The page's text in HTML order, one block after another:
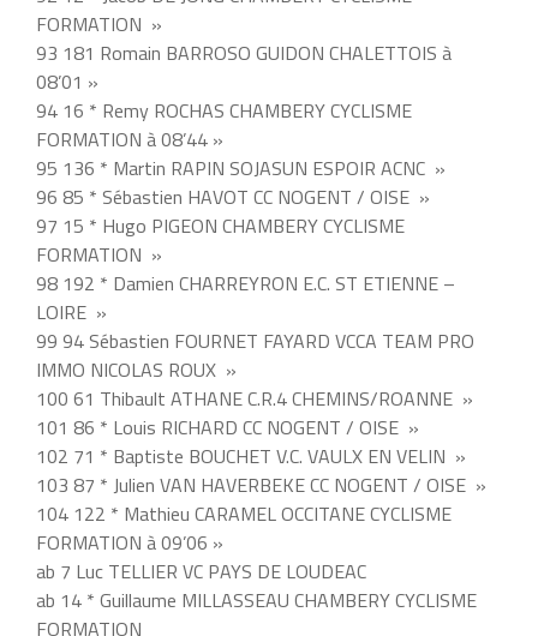
FORMATION »
93 181 Romain BARROSO GUIDON CHALETTOIS à
08’01 »
94 16 * Remy ROCHAS CHAMBERY CYCLISME
FORMATION à 08’44 »
95 136 * Martin RAPIN SOJASUN ESPOIR ACNC »
96 85 * Sébastien HAVOT CC NOGENT / OISE »
97 15 * Hugo PIGEON CHAMBERY CYCLISME
FORMATION »
98 192 * Damien CHARREYRON E.C. ST ETIENNE –
LOIRE »
99 94 Sébastien FOURNET FAYARD VCCA TEAM PRO
IMMO NICOLAS ROUX »
100 61 Thibault ATHANE C.R.4 CHEMINS/ROANNE »
101 86 * Louis RICHARD CC NOGENT / OISE »
102 71 * Baptiste BOUCHET V.C. VAULX EN VELIN »
103 87 * Julien VAN HAVERBEKE CC NOGENT / OISE »
104 122 * Mathieu CARAMEL OCCITANE CYCLISME
FORMATION à 09’06 »
ab 7 Luc TELLIER VC PAYS DE LOUDEAC
ab 14 * Guillaume MILLASSEAU CHAMBERY CYCLISME
FORMATION